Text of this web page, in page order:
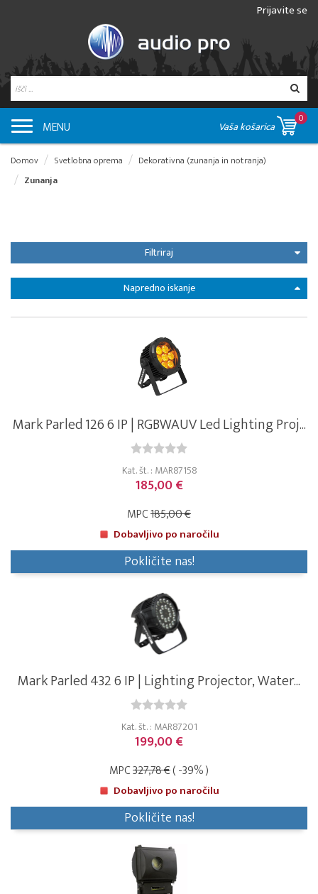
Prijavite se
MENU Vaša košarica
0
Domov Svetlobna oprema
Dekorativna (zunanja in notranja)
Zunanja
Filtriraj
Napredno iskanje
Mark Parled 126 6 IP | RGBWAUV Led Lighting Proj...
Kat. št. : MAR87158
185,00 €
MPC185,00 €
Dobavljivo po naročilu
Pokličite nas!
Mark Parled 432 6 IP | Lighting Projector, Water...
Kat. št. : MAR87201
199,00 €
MPC327,78 €( -39% )
Dobavljivo po naročilu
Pokličite nas!